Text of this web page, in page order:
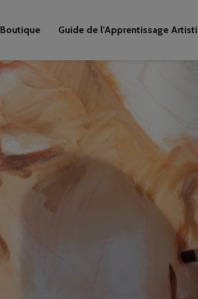
Boutique Guide de l’Apprentissage